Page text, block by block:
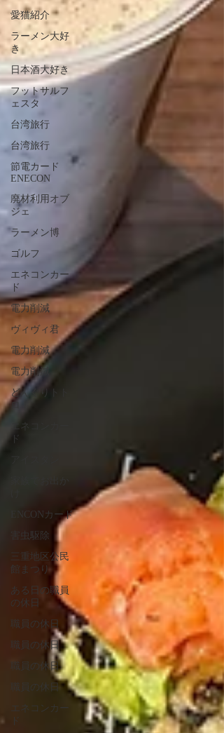
愛猫紹介
ラーメン大好
き
日本酒大好き
フットサルフ
ェスタ
台湾旅行
台湾旅行
節電カード
ENECON
廃材利用オブ
ジェ
ラーメン博
ゴルフ
エネコンカー
ド
電力削減
ヴィヴィ君
電力削減
電力削減
どんぐりトト
ロ！
エネコンカー
ド
ENCONカード
害虫駆除
三重地区公民
館まつり
ある日の職員
の休日
職員の休日
職員の休日
職員の休日
職員の休日
エネコンカー
ド